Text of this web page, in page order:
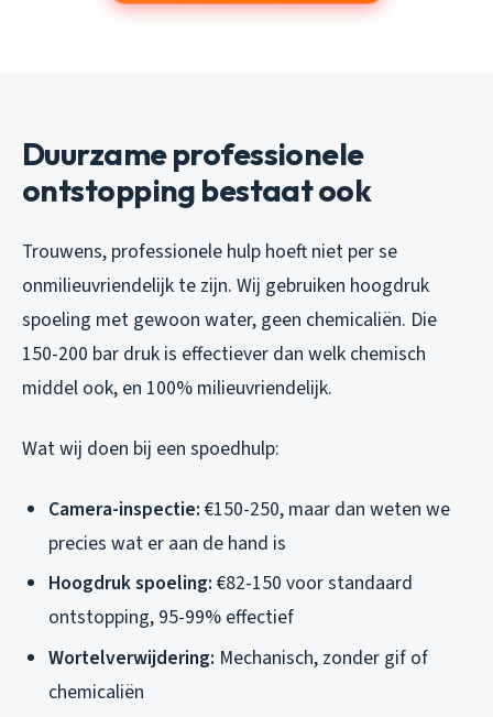
Duurzame professionele
ontstopping bestaat ook
Trouwens, professionele hulp hoeft niet per se
onmilieuvriendelijk te zijn. Wij gebruiken hoogdruk
spoeling met gewoon water, geen chemicaliën. Die
150-200 bar druk is effectiever dan welk chemisch
middel ook, en 100% milieuvriendelijk.
Wat wij doen bij een spoedhulp:
Camera-inspectie: €150-250, maar dan weten we
precies wat er aan de hand is
Hoogdruk spoeling: €82-150 voor standaard
ontstopping, 95-99% effectief
Wortelverwijdering: Mechanisch, zonder gif of
chemicaliën